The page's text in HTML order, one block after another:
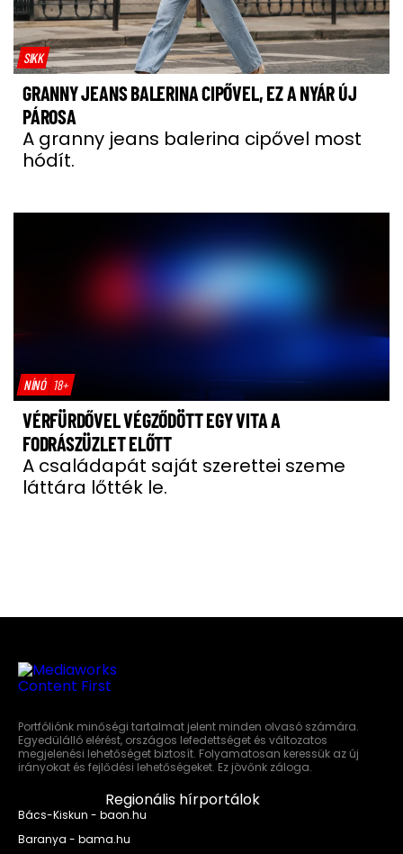
SIKK
GRANNY JEANS BALERINA CIPŐVEL, EZ A NYÁR ÚJ
PÁROSA
A granny jeans balerina cipővel most
hódít.
NÍNÓ 18+
VÉRFÜRDŐVEL VÉGZŐDÖTT EGY VITA A
FODRÁSZÜZLET ELŐTT
A családapát saját szerettei szeme
láttára lőtték le.
Portfóliónk minőségi tartalmat jelent minden olvasó számára.
Egyedülálló elérést, országos lefedettséget és változatos
megjelenési lehetőséget biztosít. Folyamatosan keressük az új
irányokat és fejlődési lehetőségeket. Ez jövőnk záloga.
Regionális hírportálok
Bács-Kiskun - baon.hu
Baranya - bama.hu